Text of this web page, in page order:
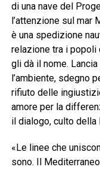
di una nave del
l’attenzione sul mar
è una spedizione
relazione tra i popoli
gli dà il nome.
l’ambiente, sdegno
rifiuto delle
amore per la
il dialogo, culto della
«Le linee che
sono. Il